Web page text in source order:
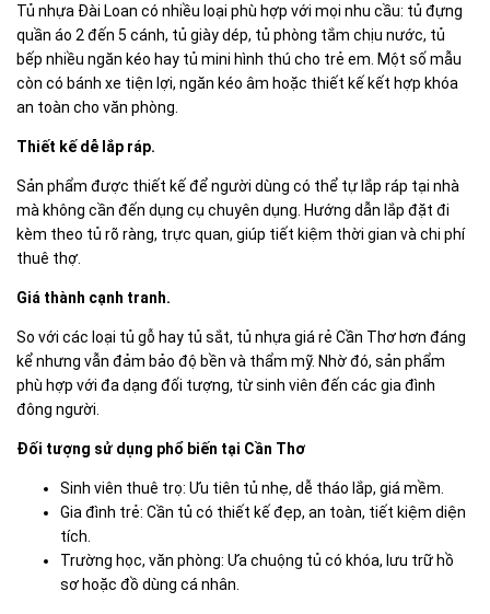
Tủ nhựa Đài Loan có nhiều loại phù hợp với mọi nhu cầu: tủ đựng
quần áo 2 đến 5 cánh, tủ giày dép, tủ phòng tắm chịu nước, tủ
bếp nhiều ngăn kéo hay tủ mini hình thú cho trẻ em. Một số mẫu
còn có bánh xe tiện lợi, ngăn kéo âm hoặc thiết kế kết hợp khóa
an toàn cho văn phòng.
Thiết kế dễ lắp ráp.
Sản phẩm được thiết kế để người dùng có thể tự lắp ráp tại nhà
mà không cần đến dụng cụ chuyên dụng. Hướng dẫn lắp đặt đi
kèm theo tủ rõ ràng, trực quan, giúp tiết kiệm thời gian và chi phí
thuê thợ.
Giá thành cạnh tranh.
So với các loại tủ gỗ hay tủ sắt, tủ nhựa giá rẻ Cần Thơ hơn đáng
kể nhưng vẫn đảm bảo độ bền và thẩm mỹ. Nhờ đó, sản phẩm
phù hợp với đa dạng đối tượng, từ sinh viên đến các gia đình
đông người.
Đối tượng sử dụng phổ biến tại Cần Thơ
Sinh viên thuê trọ: Ưu tiên tủ nhẹ, dễ tháo lắp, giá mềm.
Gia đình trẻ: Cần tủ có thiết kế đẹp, an toàn, tiết kiệm diện
tích.
Trường học, văn phòng: Ưa chuộng tủ có khóa, lưu trữ hồ
sơ hoặc đồ dùng cá nhân.